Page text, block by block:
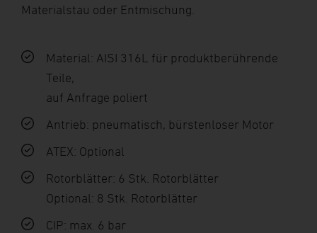
Materialstau oder Entmischung.
Material: AISI 316L für produktberührende
Teile,
auf Anfrage poliert
Antrieb: pneumatisch, bürstenloser Motor
ATEX: Optional
Rotorblätter: 6 Stk. Rotorblätter
Optional: 8 Stk. Rotorblätter
CIP: max. 6 bar